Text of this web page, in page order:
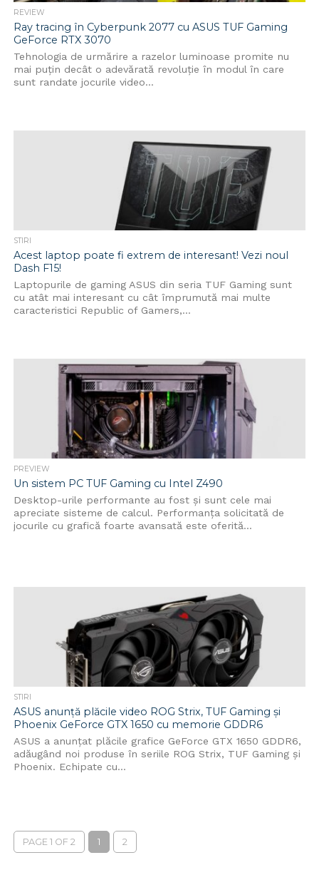
REVIEW
Ray tracing în Cyberpunk 2077 cu ASUS TUF Gaming
GeForce RTX 3070
Tehnologia de urmărire a razelor luminoase promite nu
mai puțin decât o adevărată revoluție în modul în care
sunt randate jocurile video...
STIRI
Acest laptop poate fi extrem de interesant! Vezi noul
Dash F15!
Laptopurile de gaming ASUS din seria TUF Gaming sunt
cu atât mai interesant cu cât împrumută mai multe
caracteristici Republic of Gamers,...
PREVIEW
Un sistem PC TUF Gaming cu Intel Z490
Desktop-urile performante au fost și sunt cele mai
apreciate sisteme de calcul. Performanța solicitată de
jocurile cu grafică foarte avansată este oferită...
STIRI
ASUS anunță plăcile video ROG Strix, TUF Gaming și
Phoenix GeForce GTX 1650 cu memorie GDDR6
ASUS a anunțat plăcile grafice GeForce GTX 1650 GDDR6,
adăugând noi produse în seriile ROG Strix, TUF Gaming și
Phoenix. Echipate cu...
PAGE 1 OF 2 1 2